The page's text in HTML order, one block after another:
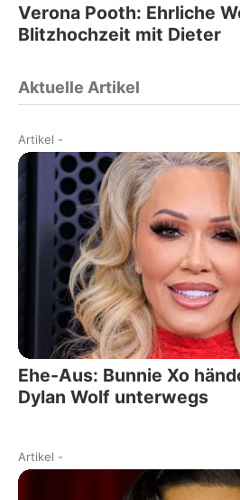
Verona Pooth: Ehrliche
Blitzhochzeit mit Dieter
Aktuelle Artikel
Artikel -
Ehe-Aus: Bunnie Xo
Dylan Wolf unterwegs
Artikel -